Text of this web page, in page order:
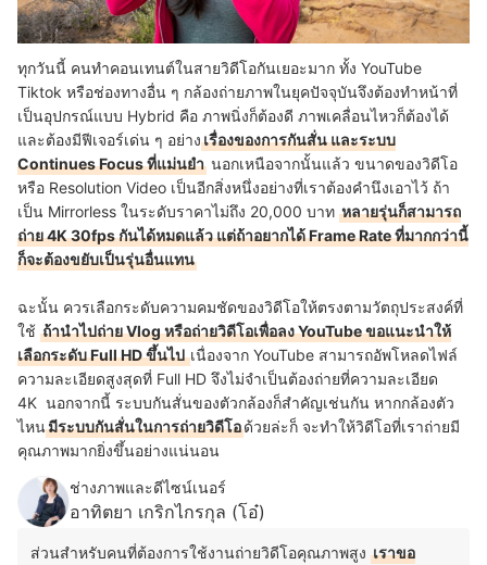
ทุกวันนี้ คนทำคอนเทนต์ในสายวิดีโอกันเยอะมาก ทั้ง YouTube
Tiktok หรือช่องทางอื่น ๆ กล้องถ่ายภาพในยุคปัจจุบันจึงต้องทำหน้าที่
เป็นอุปกรณ์แบบ Hybrid คือ ภาพนิ่งก็ต้องดี ภาพเคลื่อนไหวก็ต้องได้
และต้องมีฟีเจอร์เด่น ๆ อย่างเรื่องของการกันสั่น และระบบ
Continues Focus ที่แม่นยำ นอกเหนือจากนั้นแล้ว ขนาดของวิดีโอ
หรือ Resolution Video เป็นอีกสิ่งหนึ่งอย่างที่เราต้องคำนึงเอาไว้ ถ้า
เป็น Mirrorless ในระดับราคาไม่ถึง 20,000 บาท หลายรุ่นก็สามารถ
ถ่าย 4K 30fps กันได้หมดแล้ว แต่ถ้าอยากได้ Frame Rate ที่มากกว่านี้
ก็จะต้องขยับเป็นรุ่นอื่นแทน
ฉะนั้น ควรเลือกระดับความคมชัดของวิดีโอให้ตรงตามวัตถุประสงค์ที่
ใช้ ถ้านำไปถ่าย Vlog หรือถ่ายวิดีโอเพื่อลง YouTube ขอแนะนำให้
เลือกระดับ Full HD ขึ้นไปเนื่องจาก YouTube สามารถอัพโหลดไฟล์
ความละเอียดสูงสุดที่ Full HD จึงไม่จำเป็นต้องถ่ายที่ความละเอียด
4K นอกจากนี้ ระบบกันสั่นของตัวกล้องก็สำคัญเช่นกัน หากกล้องตัว
ไหนมีระบบกันสั่นในการถ่ายวิดีโอด้วยล่ะก็ จะทำให้วิดีโอที่เราถ่ายมี
คุณภาพมากยิ่งขึ้นอย่างแน่นอน
ช่างภาพและดีไซน์เนอร์
อาทิตยา เกริกไกรกุล (โอ๋)
ส่วนสำหรับคนที่ต้องการใช้งานถ่ายวิดีโอคุณภาพสูง เราขอ